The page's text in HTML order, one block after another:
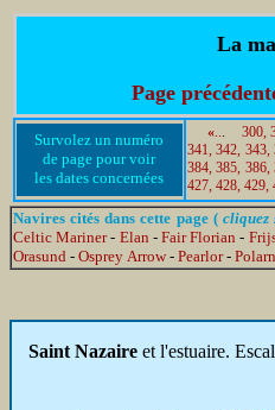
La
Page
Survolez un numéro
de page pour voir
les dates concernées
«... 300,
341, 342, 343,
384, 385, 386,
427, 428, 429,
Navires cités dans cette page (cliquez
Celtic Mariner- Elan -Fair Florian -
Orasund - Osprey Arrow - Pearlor-
Saint Nazaire et l'estuaire.